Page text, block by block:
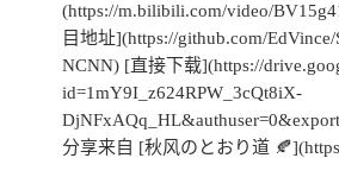
(https://m.bilibili.com/video/
目地址](https://github.com/
NCNN) [直接下载](https://
id=1mY9I_z624RPW_3cQt8iX-
分享来自 [秋风のとおり道